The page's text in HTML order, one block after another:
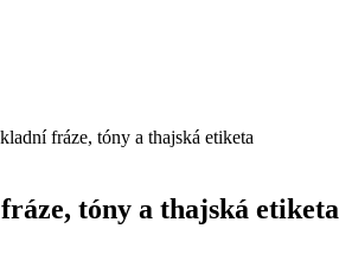
fráze, tóny a thajská etiketa
tóny a thajská etiketa